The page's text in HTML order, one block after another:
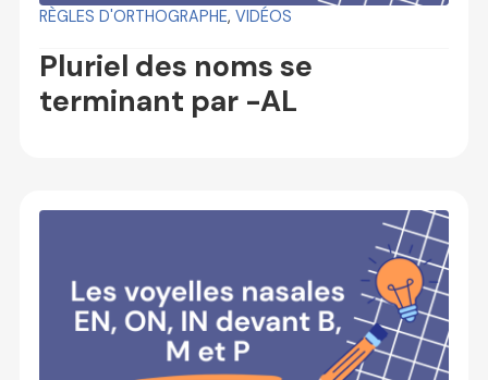
RÈGLES D'ORTHOGRAPHE, VIDÉOS
Pluriel des noms se
terminant par -AL